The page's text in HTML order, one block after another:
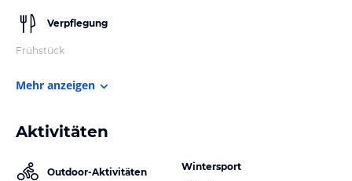
Verpflegung
Frühstück
Mehr anzeigen
Aktivitäten
Outdoor-Aktivitäten
Wintersport